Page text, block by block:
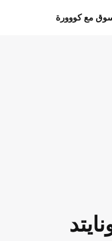
مع كووورة